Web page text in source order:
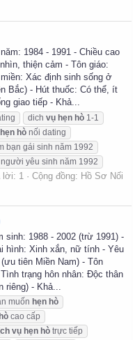
1984 - 1991 - Chiều cao
thiện cảm - Tôn giáo:
Xác định sinh sống ở
Bắc) - Hút thuốc: Có thể, ít
giao tiếp - Khả...
dich vụ hẹn hò 1-1
hẹn hò nối dating
bạn gái sinh năm 1992
yêu sinh năm 1992
lời: 1 Cộng đồng: Hồ Sơ Nối
1988 - 2002 (trừ 1991) -
hình: Xinh xắn, nữ tính - Yêu
tiên Miền Nam) - Tôn
trạng hôn nhân: Độc thân
riêng) - Khả...
muốn hẹn hò
hò cao cấp
vụ hẹn hò trực tiếp